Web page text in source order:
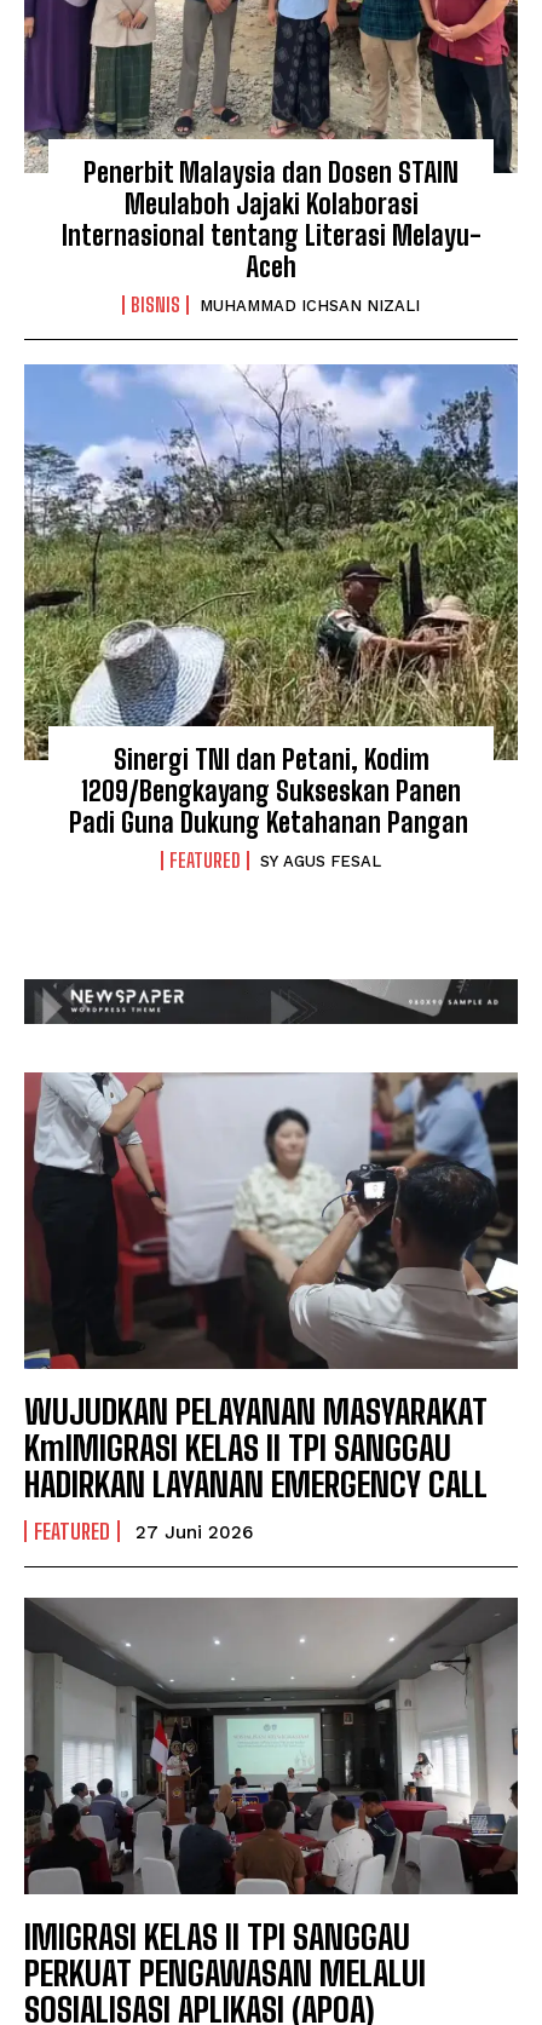
Penerbit Malaysia dan Dosen STAIN
Meulaboh Jajaki Kolaborasi
Internasional tentang Literasi Melayu-
Aceh
BISNIS MUHAMMAD ICHSAN NIZALI
Sinergi TNI dan Petani, Kodim
1209/Bengkayang Sukseskan Panen
Padi Guna Dukung Ketahanan Pangan
FEATURED SY AGUS FESAL
WUJUDKAN PELAYANAN MASYARAKAT
KmIMIGRASI KELAS II TPI SANGGAU
HADIRKAN LAYANAN EMERGENCY CALL
FEATURED 27 Juni 2026
IMIGRASI KELAS II TPI SANGGAU
PERKUAT PENGAWASAN MELALUI
SOSIALISASI APLIKASI (APOA)